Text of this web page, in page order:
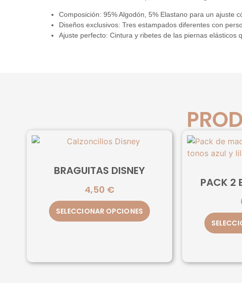
Composición: 95% Algodón, 5% Elastano para un ajuste
Diseños exclusivos: Tres estampados diferentes con
Ajuste perfecto: Cintura y ribetes de las piernas elásticos
BRAGUITAS DISNEY
4,50 €
SELECCIONAR OPCIONES
PACK 2